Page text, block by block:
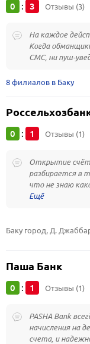
0 : 3 Отзывы (3)
На каждое
Когда
СМС, ни пуш-
8 филиалов в Баку
0 : 1 Отзывы (1)
Открытие
разбирается в
что не знаю
Баку город, Д.
Паша Банк
0 : 1 Отзывы (1)
PASHA Bank
начисления на
счета, и